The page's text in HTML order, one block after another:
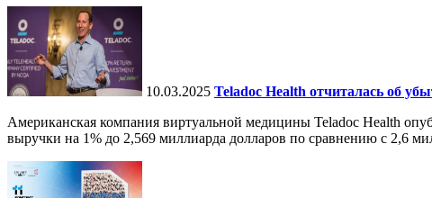
10.03.2025 Teladoc Health отчиталась об
Американская компания виртуальной медицины Teladoc Health
выручки на 1% до 2,569 миллиарда долларов по сравнению с 2,6